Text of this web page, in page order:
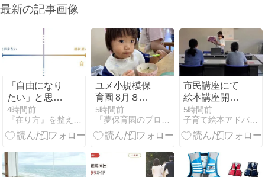
最新の記事画像
「自由になり
たい」と思っ
ている人ほ
ど、自由にな
れない構造
4時間前
『在り方』を整え『現実』が変わる引き寄せ術
ユメ小規模保
育園 8月８日
（土）
5時間前
「夢保育園のブログ」（大阪府高槻市）〜人間教育〜
市民講座にて
絵本講座開
催！
5時間前
子育て絵本アドバイザー中尾敦子の絵本×音楽の日々